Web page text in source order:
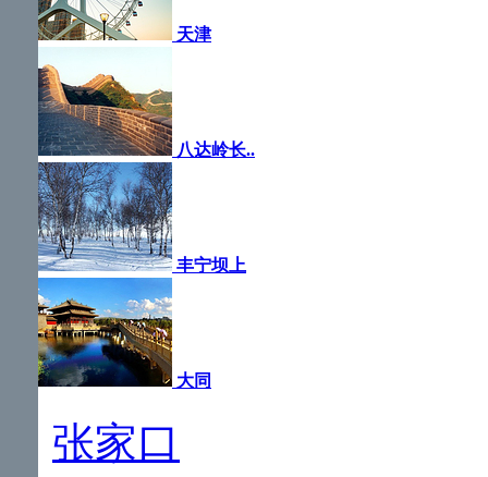
天津
八达岭长..
丰宁坝上
大同
张家口